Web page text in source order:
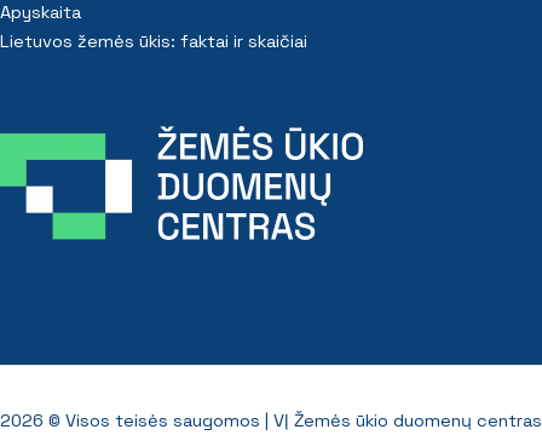
Apyskaita
Lietuvos žemės ūkis: faktai ir skaičiai
2026 © Visos teisės saugomos | VĮ Žemės ūkio duomenų centras